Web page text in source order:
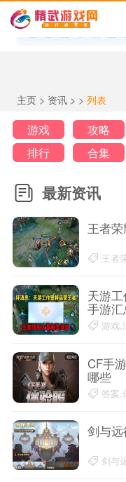
主页> 资讯> > 列表
游戏 攻略
排行
合集
最新资讯
王者
王者
天游
手游汇
游戏,
CF手
哪些
答案,
剑与
剑与